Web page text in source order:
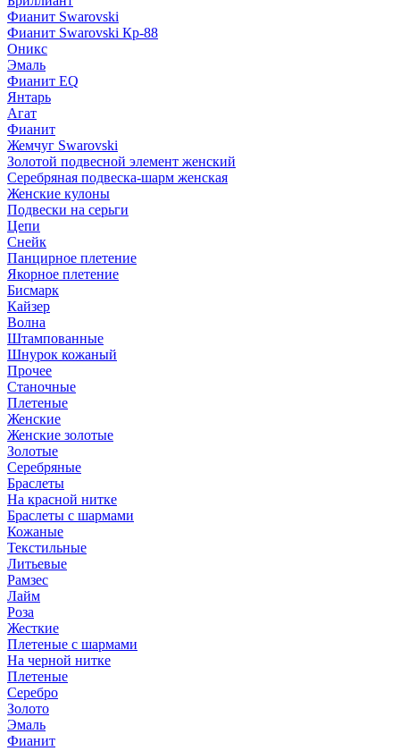
Фианит Swarovski
Фианит Swarovski Кр-88
Оникс
Эмаль
Фианит EQ
Янтарь
Агат
Фианит
Жемчуг Swarovski
Золотой подвесной элемент женcкий
Серебряная подвеска-шарм женская
Женские кулоны
Подвески на серьги
Цепи
Снейк
Панцирное плетение
Якорное плетение
Бисмарк
Кайзер
Волна
Штампованные
Шнурок кожаный
Прочее
Станочные
Плетеные
Женские
Женские золотые
Золотые
Серебряные
Браслеты
На красной нитке
Браслеты с шармами
Кожаные
Текстильные
Литьевые
Рамзес
Лайм
Роза
Жесткие
Плетеные с шармами
На черной нитке
Плетеные
Серебро
Золото
Эмаль
Фианит